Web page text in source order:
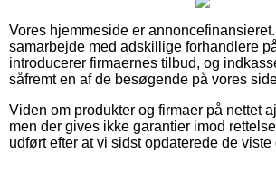
Vores hjemmeside er
samarbejde med adskillige forhandlere
introducerer firmaernes tilbud, og
såfremt en af de besøgende på vores
Viden om produkter og firmaer på nettet
men der gives ikke garantier imod
udført efter at vi sidst opdaterede de viste